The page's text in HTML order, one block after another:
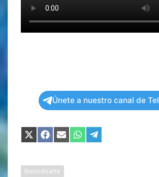
Únete a nuestro canal de
COMPARTIR
EN
COMPARTIR
EN
COMPARTIR
EN
COMPARTIR
EN
COMPARTIR
EN
Enmodoarte